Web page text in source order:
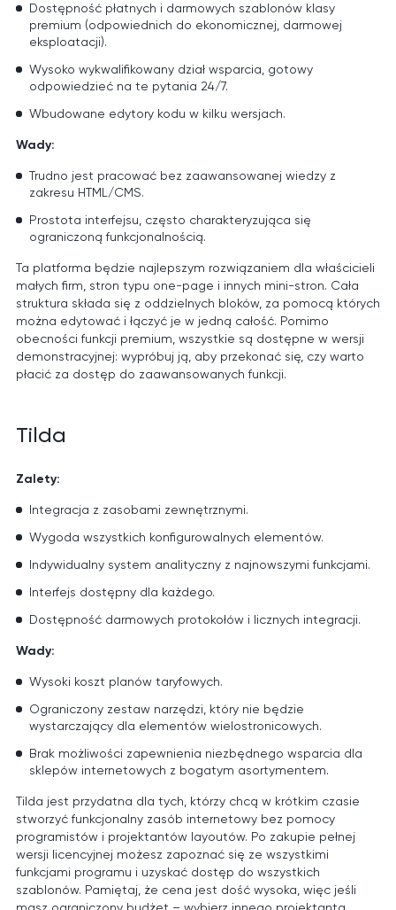
Dostępność płatnych i darmowych szablonów klasy
premium (odpowiednich do ekonomicznej, darmowej
eksploatacji).
Wysoko wykwalifikowany dział wsparcia, gotowy
odpowiedzieć na te pytania 24/7.
Wbudowane edytory kodu w kilku wersjach.
Wady:
Trudno jest pracować bez zaawansowanej wiedzy z
zakresu HTML/CMS.
Prostota interfejsu, często charakteryzująca się
ograniczoną funkcjonalnością.
Ta platforma będzie najlepszym rozwiązaniem dla właścicieli
małych firm, stron typu one-page i innych mini-stron. Cała
struktura składa się z oddzielnych bloków, za pomocą których
można edytować i łączyć je w jedną całość. Pomimo
obecności funkcji premium, wszystkie są dostępne w wersji
demonstracyjnej: wypróbuj ją, aby przekonać się, czy warto
płacić za dostęp do zaawansowanych funkcji.
Tilda
Zalety:
Integracja z zasobami zewnętrznymi.
Wygoda wszystkich konfigurowalnych elementów.
Indywidualny system analityczny z najnowszymi funkcjami.
Interfejs dostępny dla każdego.
Dostępność darmowych protokołów i licznych integracji.
Wady:
Wysoki koszt planów taryfowych.
Ograniczony zestaw narzędzi, który nie będzie
wystarczający dla elementów wielostronicowych.
Brak możliwości zapewnienia niezbędnego wsparcia dla
sklepów internetowych z bogatym asortymentem.
Tilda jest przydatna dla tych, którzy chcą w krótkim czasie
stworzyć funkcjonalny zasób internetowy bez pomocy
programistów i projektantów layoutów. Po zakupie pełnej
wersji licencyjnej możesz zapoznać się ze wszystkimi
funkcjami programu i uzyskać dostęp do wszystkich
szablonów. Pamiętaj, że cena jest dość wysoka, więc jeśli